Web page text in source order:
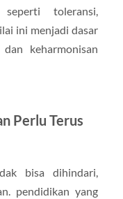
toleransi,
ini menjadi dasar
keharmonisan
Perlu Terus
bisa dihindari,
pendidikan yang